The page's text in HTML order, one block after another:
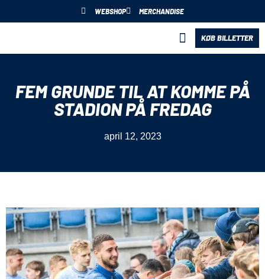
WEBSHOP MERCHANDISE
KØB BILLETTER
FEM GRUNDE TIL AT KOMME PÅ
STADION PÅ FREDAG
april 12, 2023